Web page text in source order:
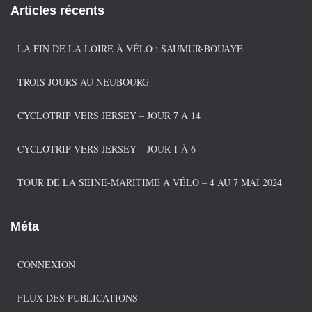
gArticles récents
LA FIN DE LA LOIRE À VÉLO : SAUMUR-BOUAYE
TROIS JOURS AU NEUBOURG
CYCLOTRIP VERS JERSEY – JOUR 7 À 14
CYCLOTRIP VERS JERSEY – JOUR 1 À 6
TOUR DE LA SEINE-MARITIME À VÉLO – 4 AU 7 MAI 2024
Méta
CONNEXION
FLUX DES PUBLICATIONS